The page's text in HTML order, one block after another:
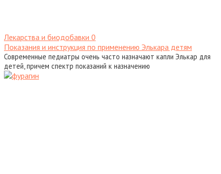
Лекарства и биодобавки 0
Показания и инструкция по применению Элькара детям
Современные педиатры очень часто назначают капли Элькар для
детей, причем спектр показаний к назначению